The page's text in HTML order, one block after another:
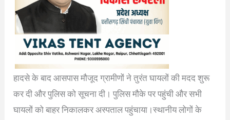
हादसे के बाद आसपास मौजूद ग्रामीणों ने तुरंत घायलों की मदद शुरू
कर दी और पुलिस को सूचना दी। पुलिस मौके पर पहुंची और सभी
घायलों को बाहर निकालकर अस्पताल पहुंचाया।स्थानीय लोगों के